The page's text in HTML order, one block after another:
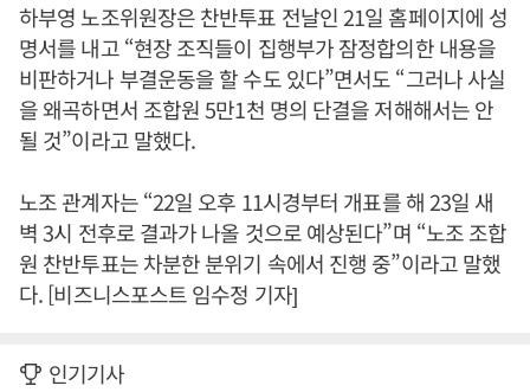
하부영 노조위원장은 찬반투표 전날인 21일 홈페이지에 성
명서를 내고 “현장 조직들이 집행부가 잠정합의한 내용을
비판하거나 부결운동을 할 수도 있다”면서도 “그러나 사실
을 왜곡하면서 조합원 5만1천 명의 단결을 저해해서는 안
될 것”이라고 말했다.
노조 관계자는 “22일 오후 11시경부터 개표를 해 23일 새
벽 3시 전후로 결과가 나올 것으로 예상된다”며 “노조 조합
원 찬반투표는 차분한 분위기 속에서 진행 중”이라고 말했
다. [비즈니스포스트 임수정 기자]
인기기사